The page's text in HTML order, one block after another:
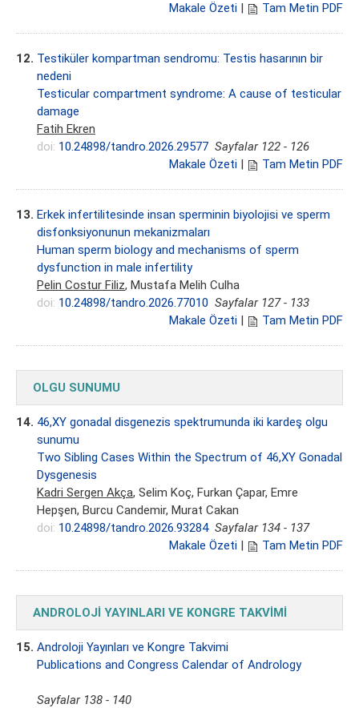
Makale Özeti
Tam Metin PDF
12. Testiküler kompartman sendromu: Testis hasarının bir
nedeni
Testicular compartment syndrome: A cause of testicular
damage
Fatih Ekren
doi: 10.24898/tandro.2026.29577 Sayfalar 122 - 126
Makale Özeti
Tam Metin PDF
13. Erkek infertilitesinde insan sperminin biyolojisi ve sperm
disfonksiyonunun mekanizmaları
Human sperm biology and mechanisms of sperm
dysfunction in male infertility
Pelin Costur Filiz, Mustafa Melih Culha
doi: 10.24898/tandro.2026.77010 Sayfalar 127 - 133
Makale Özeti
Tam Metin PDF
OLGU SUNUMU
14. 46,XY gonadal disgenezis spektrumunda iki kardeş olgu
sunumu
Two Sibling Cases Within the Spectrum of 46,XY Gonadal
Dysgenesis
Kadri Sergen Akça, Selim Koç, Furkan Çapar, Emre
Hepşen, Burcu Candemir, Murat Cakan
doi: 10.24898/tandro.2026.93284 Sayfalar 134 - 137
Makale Özeti
Tam Metin PDF
ANDROLOJİ YAYINLARI VE KONGRE TAKVİMİ
15. Androloji Yayınları ve Kongre Takvimi
Publications and Congress Calendar of Andrology
Sayfalar 138 - 140